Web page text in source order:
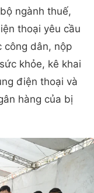
ngành thuế,
thoại yêu cầu
công dân, nộp
khỏe, kê khai
điện thoại và
hàng của bị